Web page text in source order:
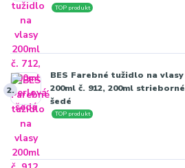
TOP produkt
2.
BES Farebné tužidlo na vlasy
200ml č. 912, 200ml strieborné
šedé
TOP produkt